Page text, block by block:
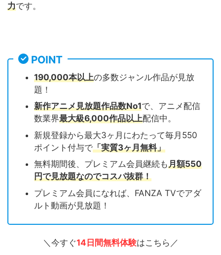
力です。
POINT
190,000本以上の多数ジャンル作品が見放
題！
新作アニメ見放題作品数No1で、アニメ配信
数業界最大級6,000作品以上配信中。
新規登録から最大3ヶ月にわたって毎月550
ポイント付与で「実質3ヶ月無料」
無料期間後、プレミアム会員継続も月額550
円で見放題なのでコスパ抜群！
プレミアム会員になれば、FANZA TVでアダ
ルト動画が見放題！
＼今すぐ14日間無料体験はこちら／